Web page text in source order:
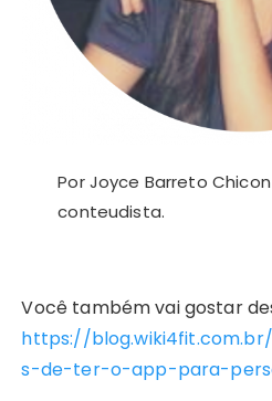
Por Joyce Barreto
conteudista.
Você também vai gostar
https://
s-de-ter-o-app-para-